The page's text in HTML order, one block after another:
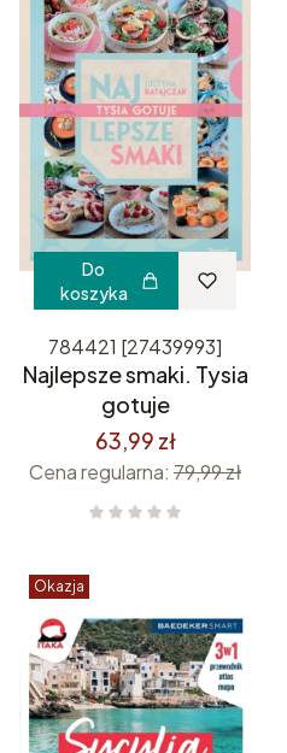
Do
koszyka
784421 [27439993]
Najlepsze smaki. Tysia
gotuje
63,99 zł
Cena regularna: 79,99 zł
Okazja